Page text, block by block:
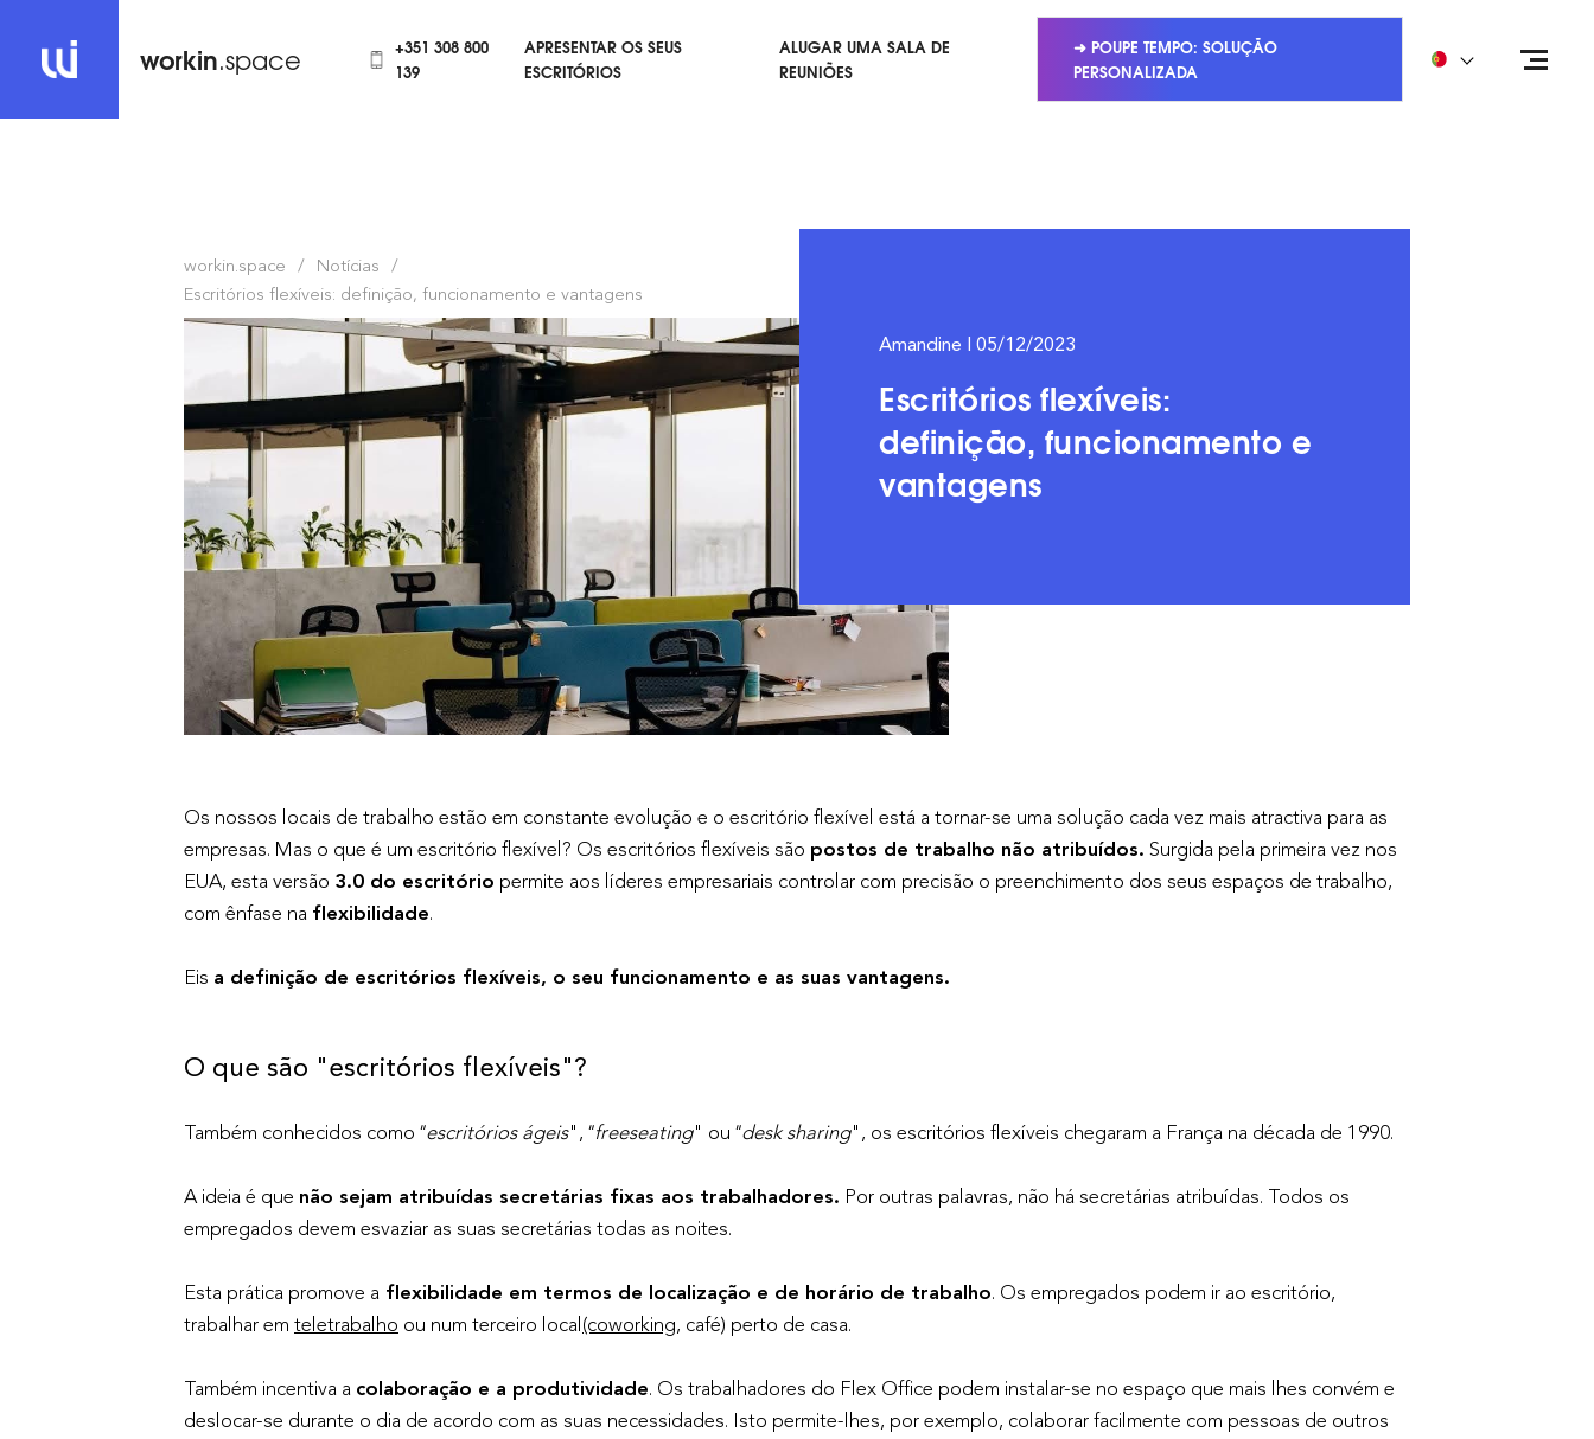
workin.space
+351 308 800
139
APRESENTAR OS SEUS
ESCRITÓRIOS
ALUGAR UMA SALA DE
REUNIÕES
➜ POUPE TEMPO: SOLUÇÃO
PERSONALIZADA
workin.space
Notícias
Escritórios flexíveis: definição, funcionamento e vantagens
Amandine | 05/12/2023
Escritórios flexíveis:
definição, funcionamento e
vantagens
Os nossos locais de trabalho estão em constante evolução e o escritório flexível está a tornar-se uma solução cada vez mais atractiva para as
empresas. Mas o que é um escritório flexível? Os escritórios flexíveis são postos de trabalho não atribuídos. Surgida pela primeira vez nos
EUA, esta versão 3.0 do escritório permite aos líderes empresariais controlar com precisão o preenchimento dos seus espaços de trabalho,
com ênfase na flexibilidade.
Eis a definição de escritórios flexíveis, o seu funcionamento e as suas vantagens.
O que são "escritórios flexíveis"?
Também conhecidos como "escritórios ágeis", "freeseating" ou "desk sharing", os escritórios flexíveis chegaram a França na década de 1990.
A ideia é que não sejam atribuídas secretárias fixas aos trabalhadores. Por outras palavras, não há secretárias atribuídas. Todos os
empregados devem esvaziar as suas secretárias todas as noites.
Esta prática promove a flexibilidade em termos de localização e de horário de trabalho. Os empregados podem ir ao escritório,
trabalhar em teletrabalho ou num terceiro local (coworking, café) perto de casa.
Também incentiva a colaboração e a produtividade. Os trabalhadores do Flex Office podem instalar-se no espaço que mais lhes convém e
deslocar-se durante o dia de acordo com as suas necessidades. Isto permite-lhes, por exemplo, colaborar facilmente com pessoas de outros